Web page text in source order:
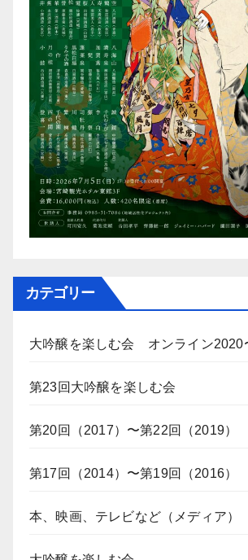
カテゴリー
大吟醸を楽しむ会 オンライン2020
第23回大吟醸を楽しむ会
第20回（2017）〜第22回（2019）
第17回（2014）〜第19回（2016）
本、映画、テレビなど（メディア）